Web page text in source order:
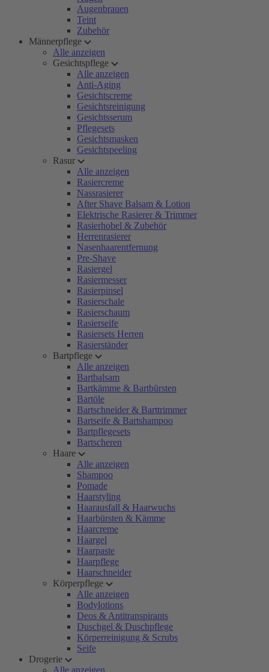
Augenbrauen
Teint
Zubehör
Männerpflege
Alle anzeigen
Gesichtspflege
Alle anzeigen
Anti-Aging
Gesichtscreme
Gesichtsreinigung
Gesichtsserum
Pflegesets
Gesichtsmasken
Gesichtspeeling
Rasur
Alle anzeigen
Rasiercreme
Nassrasierer
After Shave Balsam & Lotion
Elektrische Rasierer & Trimmer
Rasierhobel & Zubehör
Herrenrasierer
Nasenhaarentfernung
Pre-Shave
Rasiergel
Rasiermesser
Rasierpinsel
Rasierschale
Rasierschaum
Rasierseife
Rasiersets Herren
Rasierständer
Bartpflege
Alle anzeigen
Bartbalsam
Bartkämme & Bartbürsten
Bartöle
Bartschneider & Barttrimmer
Bartseife & Bartshampoo
Bartpflegesets
Bartscheren
Haare
Alle anzeigen
Shampoo
Pomade
Haarstyling
Haarausfall & Haarwuchs
Haarbürsten & Kämme
Haarcreme
Haargel
Haarpaste
Haarpflege
Haarschneider
Körperpflege
Alle anzeigen
Bodylotions
Deos & Antitranspirants
Duschgel & Duschpflege
Körperreinigung & Scrubs
Seife
Drogerie
Alle anzeigen